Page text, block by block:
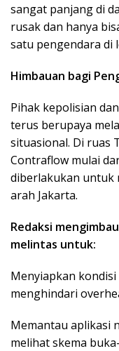
sangat panjang di
rusak dan hanya
satu pengendara di
Himbauan bagi
​Pihak kepolisian
terus berupaya
situasional. Di ruas
Contraflow mulai
diberlakukan untuk
arah Jakarta.
Redaksi
melintas untuk:
​Menyiapkan
menghindari
​Memantau aplikasi
melihat skema